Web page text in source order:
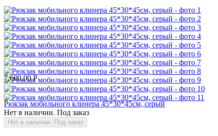
7,600.00 Р
Рюкзак мобильного клинера 45*30*45см, серый
Нет в наличии. Под заказ
Нет в наличии. Под заказ